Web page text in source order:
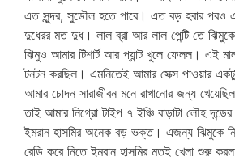
এত সুন্দর, সুডৌল হতে পারে। এত বড় হবার পরও
দুধেরর মত দুধ। লাল ব্রা আর লাল পেন্টি তে
ঝিমুও আমার টিশার্ট আর প্যান্ট খুলে ফেলল। এই
টনটন করছিল। এমনিতেই আমার সেক্স পাওয়ার একটু
আমার চোদন সারাজীবন মনে রাখানোর জন্য
তাই আমার নিগ্রো টাইপ ৭ ইঞ্চি বাড়াটা লৌহ
ইমরান হাসমির অনেক বড় ভক্ত। এজন্য ঝিমুকে
রেডি করে নিতে ইমরান হাসমির মতই খেলা শুরু